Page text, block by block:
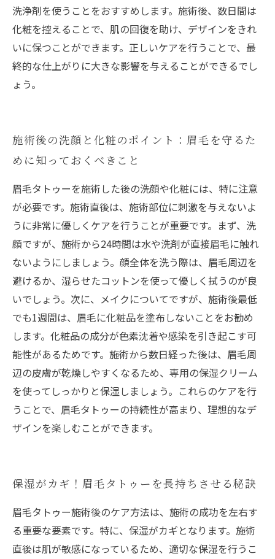
洗浄剤を使うことをおすすめします。施術後、数日間は
化粧を控えることで、肌の回復を助け、デザインをきれ
いに保つことができます。正しいケアを行うことで、最
終的な仕上がりに大きな影響を与えることができるでし
ょう。
施術後の洗顔と化粧のポイント：眉毛を守るた
めに知っておくべきこと
眉毛タトゥーを施術した後の洗顔や化粧には、特に注意
が必要です。施術直後は、施術部位に刺激を与えないよ
うに非常に優しくケアを行うことが重要です。まず、洗
顔ですが、施術から24時間は水や洗剤が直接眉毛に触れ
ないようにしましょう。顔全体を洗う際は、眉毛周辺を
避けるか、湿らせたコットンを使って優しく拭うのが良
いでしょう。次に、メイクについてですが、施術後最低
でも1週間は、眉毛に化粧品を塗布しないことをお勧め
します。化粧品の成分が色素沈着や感染を引き起こす可
能性があるためです。施術から数日経った後は、眉毛周
辺の皮膚が乾燥しやすくなるため、専用の保湿クリーム
を使ってしっかりと保湿しましょう。これらのケアを行
うことで、眉毛タトゥーの持続性が高まり、理想的なデ
ザインを楽しむことができます。
保湿がカギ！眉毛タトゥーを長持ちさせる秘訣
眉毛タトゥー施術後のケア方法は、施術の成功を左右す
る重要な要素です。特に、保湿がカギとなります。施術
直後は肌が敏感になっているため、適切な保湿を行うこ